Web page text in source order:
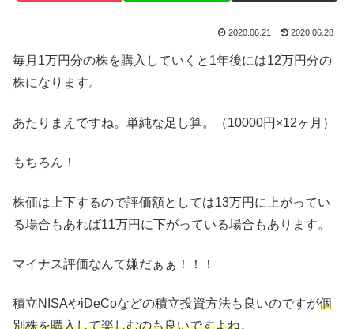
2020.06.21 2020.06.28
毎月1万円分の株を購入していくと1年後には12万円分の
株になります。
あたりまえですね。単純な足し算。（10000円×12ヶ月）
もちろん！
株価は上下するので評価額としては13万円に上がってい
る場合もあれば11万円に下がっている場合もあります。
マイナス評価なんて嫌だぁぁ！！！
積立NISAやiDeCoなどの積立投資方法も良いのですが個
別株を購入して楽しむのも良いですよね。